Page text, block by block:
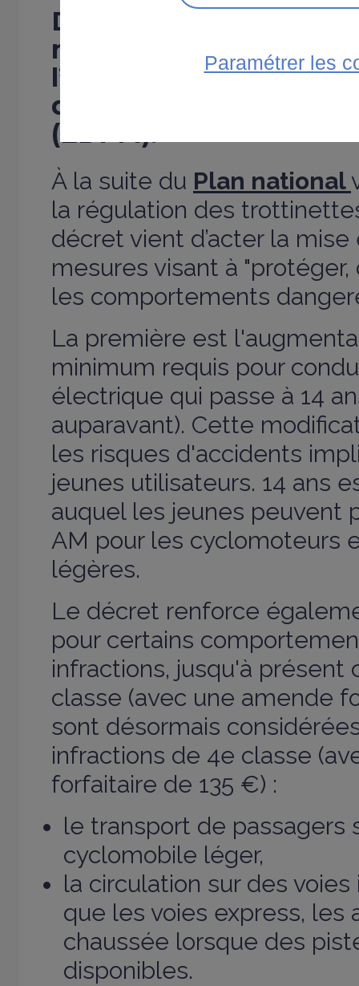
Depuis le 1
mesures viennent
l’utilisation des engins
déplacement
(EDPM).
À la suite du Plan national
la régulation des
décret vient d’acter la
mesures visant à
les comportements
La première est
minimum requis pour
électrique qui passe à 14
auparavant). Cette
les risques d'accidents
jeunes utilisateurs. 14 ans
auquel les jeunes peuvent
AM pour les cyclomoteurs
légères.
Le décret renforce
pour certains
infractions, jusqu'à présent
classe (avec une amende
sont désormais
infractions de 4e classe
forfaitaire de 135 €) :
le transport de passagers
cyclomobile léger,
la circulation sur des
que les voies express, les
chaussée lorsque des
disponibles.
Paramétrer les